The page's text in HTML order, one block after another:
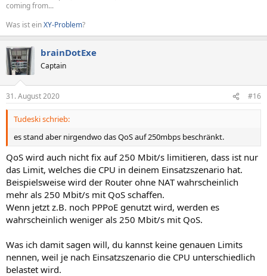
coming from...
Was ist einXY-Problem?
brainDotExe
Captain
31. August 2020 #16
Tudeski schrieb:
es stand aber nirgendwo das QoS auf 250mbps beschränkt.
QoS wird auch nicht fix auf 250 Mbit/s limitieren, dass ist nur
das Limit, welches die CPU in deinem Einsatzszenario hat.
Beispielsweise wird der Router ohne NAT wahrscheinlich
mehr als 250 Mbit/s mit QoS schaffen.
Wenn jetzt z.B. noch PPPoE genutzt wird, werden es
wahrscheinlich weniger als 250 Mbit/s mit QoS.
Was ich damit sagen will, du kannst keine genauen Limits
nennen, weil je nach Einsatzszenario die CPU unterschiedlich
belastet wird.